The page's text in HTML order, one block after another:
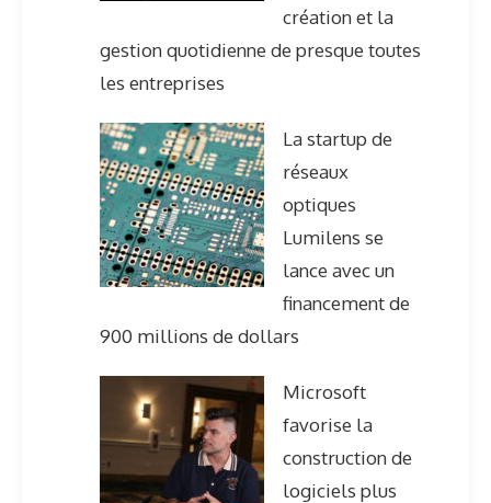
création et la
gestion quotidienne de presque toutes
les entreprises
La startup de
réseaux
optiques
Lumilens se
lance avec un
financement de
900 millions de dollars
Microsoft
favorise la
construction de
logiciels plus